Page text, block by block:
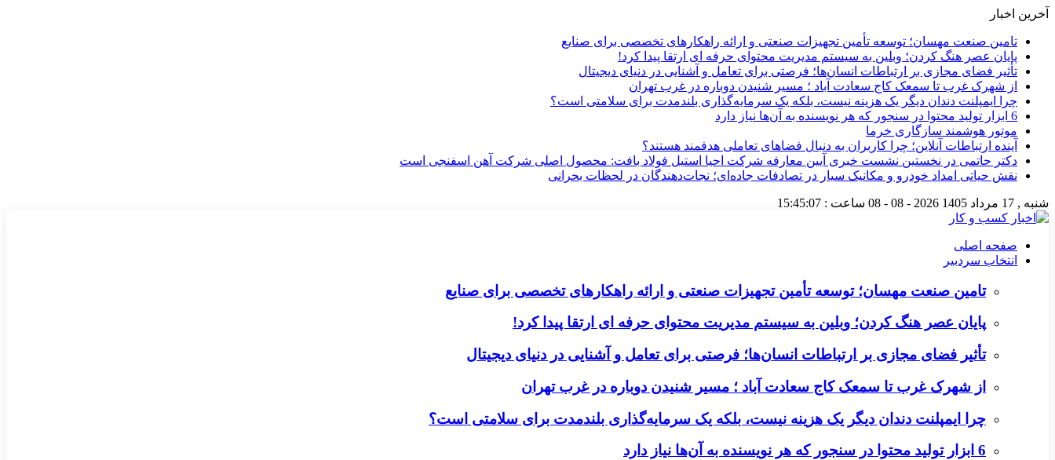
آخرین اخبار
تامین صنعت مهسان؛ توسعه تأمین تجهیزات صنعتی و ارائه راهکارهای تخصصی برای صنایع
پایان عصر هنگ کردن؛ وبلین به سیستم مدیریت محتوای حرفه ای ارتقا پیدا کرد!
تأثیر فضای مجازی بر ارتباطات انسان‌ها؛ فرصتی برای تعامل و آشنایی در دنیای دیجیتال
از شهرک غرب تا سمعک کاج سعادت آباد ؛ مسیر شنیدن دوباره در غرب تهران
چرا ایمپلنت دندان دیگر یک هزینه نیست، بلکه یک سرمایه‌گذاری بلندمدت برای سلامتی است؟
6 ابزار تولید محتوا در سنجور که هر نویسنده به آن‌ها نیاز دارد
موتور هوشمند سازگاری خرما
آینده ارتباطات آنلاین؛ چرا کاربران به دنبال فضاهای تعاملی هدفمند هستند؟
دکتر حاتمی در نخستین نشست خبری آیین معارفه شرکت احیا استیل فولاد بافت: محصول اصلی شرکت آهن اسفنجی است
نقش حیاتی امداد خودرو و مکانیک سیار در تصادفات جاده‌ای؛ نجات‌دهندگان در لحظات بحرانی
شنبه , 17 مرداد 1405 2026 - 08 - 08 ساعت : 15:45:08
صفحه اصلی
انتخاب سردبیر
تامین صنعت مهسان؛ توسعه تأمین تجهیزات صنعتی و ارائه راهکارهای تخصصی برای صنایع
پایان عصر هنگ کردن؛ وبلین به سیستم مدیریت محتوای حرفه ای ارتقا پیدا کرد!
تأثیر فضای مجازی بر ارتباطات انسان‌ها؛ فرصتی برای تعامل و آشنایی در دنیای دیجیتال
از شهرک غرب تا سمعک کاج سعادت آباد ؛ مسیر شنیدن دوباره در غرب تهران
چرا ایمپلنت دندان دیگر یک هزینه نیست، بلکه یک سرمایه‌گذاری بلندمدت برای سلامتی است؟
6 ابزار تولید محتوا در سنجور که هر نویسنده به آن‌ها نیاز دارد